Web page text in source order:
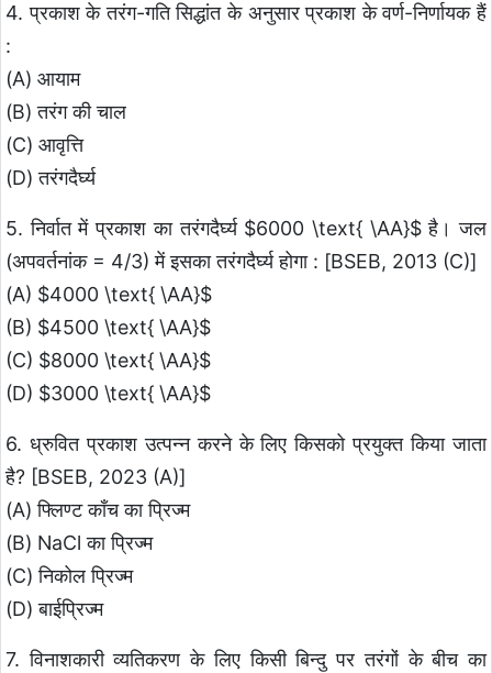
4. प्रकाश के तरंग-गति सिद्धांत के अनुसार प्रकाश के वर्ण-निर्णायक हैं
:
(A) आयाम
(B) तरंग की चाल
(C) आवृत्ति
(D) तरंगदैर्घ्य
5. निर्वात में प्रकाश का तरंगदैर्घ्य $6000 \text{ \AA}$ है। जल
(अपवर्तनांक = 4/3) में इसका तरंगदैर्घ्य होगा : [BSEB, 2013 (C)]
(A) $4000 \text{ \AA}$
(B) $4500 \text{ \AA}$
(C) $8000 \text{ \AA}$
(D) $3000 \text{ \AA}$
6. ध्रुवित प्रकाश उत्पन्न करने के लिए किसको प्रयुक्त किया जाता
है? [BSEB, 2023 (A)]
(A) फ्लिण्ट काँच का प्रिज्म
(B) NaCl का प्रिज्म
(C) निकोल प्रिज्म
(D) बाईप्रिज्म
7. विनाशकारी व्यतिकरण के लिए किसी बिन्दु पर तरंगों के बीच का